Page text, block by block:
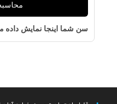
سن شما اینجا نمایش